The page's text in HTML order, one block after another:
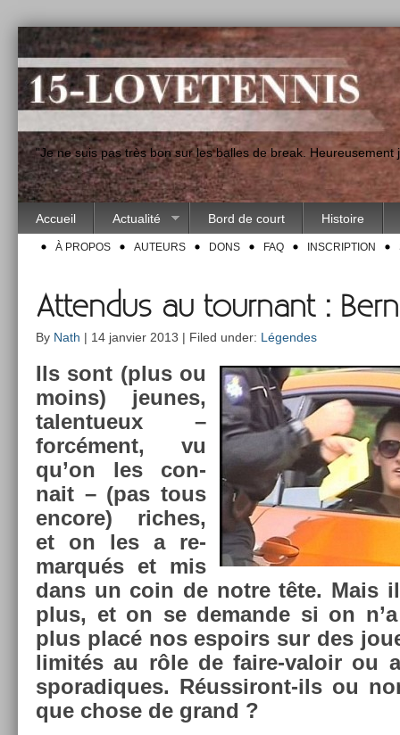
"Je ne suis pas très bon sur les balles de break.
Accueil Actualité Bord de court Histoire
À PROPOS AUTEURS DONS FAQ INSCRIPTION
Attendus au tournant :
By Nath | 14 janvier 2013 | Filed under: Légendes
Ils sont (plus ou
moins) jeunes,
talen­tueux –
forcément, vu
qu’on les con­
nait – (pas tous
en­core) ric­hes,
et on les a re­
mar­qués et mis
dans un coin de notre tête. Mais
plus, et on se de­man­de si on
plus placé nos es­poirs sur des
limités au rôle de faire-valoir ou
sporadiques. Réussiront-ils ou
que chose de grand ?